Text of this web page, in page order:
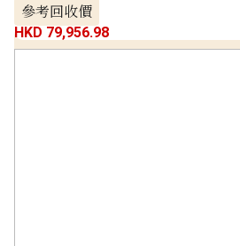
參考回收價
HKD 79,956.98